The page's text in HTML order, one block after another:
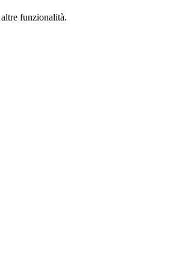
funzionalità.